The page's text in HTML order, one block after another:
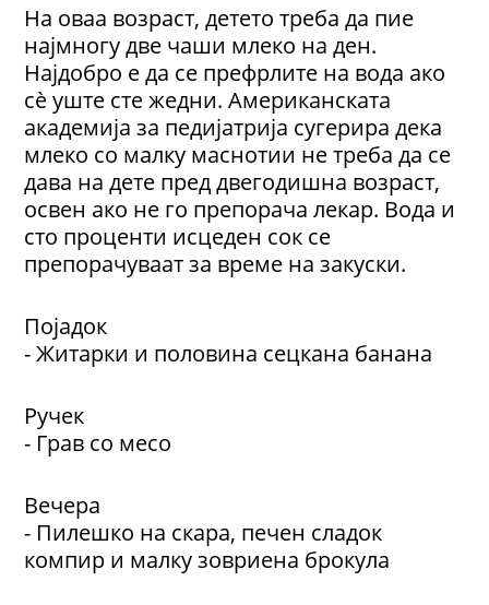
На оваа возраст, детето треба да пие
најмногу две чаши млеко на ден.
Најдобро е да се префрлите на вода ако
сè уште сте жедни. Американската
академија за педијатрија сугерира дека
млеко со малку маснотии не треба да се
дава на дете пред двегодишна возраст,
освен ако не го препорача лекар. Вода и
сто проценти исцеден сок се
препорачуваат за време на закуски.
Појадок
- Житарки и половина сецкана банана
Ручек
- Грав со месо
Вечера
- Пилешко на скара, печен сладок
компир и малку зовриена брокула